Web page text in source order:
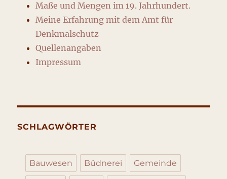
Maße und Mengen im 19. Jahrhundert.
Meine Erfahrung mit dem Amt für
Denkmalschutz
Quellenangaben
Impressum
SCHLAGWÖRTER
Bauwesen Büdnerei Gemeinde